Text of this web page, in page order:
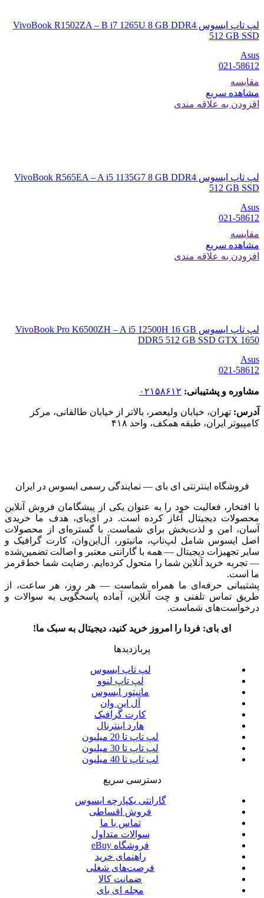
لپ تاپ ایسوس VivoBook R1502ZA – B i7 1265U 8 GB DDR4
512 GB SSD
Asus
021-58612
مقایسه
مشاهده سریع
افزودن به علاقه مندی
لپ تاپ ایسوس VivoBook R565EA – A i5 1135G7 8 GB DDR4
512 GB SSD
Asus
021-58612
مقایسه
مشاهده سریع
افزودن به علاقه مندی
لپ تاپ ایسوس VivoBook Pro K6500ZH – A i5 12500H 16 GB
DDR5 512 GB SSD GTX 1650
Asus
021-58612
مشاوره و پشتیبانی: ۰۲۱۵۸۶۱۲
آدرس: تهران، خیابان ولیعصر، بالاتر از خیابان طالقانی، مرکز
کامپیوتر ایران، طبقه همکف، واحد ۴۱۸
فروشگاه اینترنتی ای‌ بای — نمایندگی رسمی ایسوس در ایران
با افتخار، فعالیت خود را به عنوان یکی از پیشگامان فروش آنلاین
محصولات دیجیتال آغاز کرده است. در ای‌بای، هدف ما خریدی
آسان، امن و لذت‌بخش برای شماست. با گستره‌ای از محصولات
اصل ایسوس شامل لپ‌تاپ، مانیتور، آل‌این‌وان، کارت گرافیک و
سایر تجهیزات دیجیتال — همه با گارانتی معتبر و اصالت تضمین‌شده
— تجربه خرید آنلاین شما را متحول کرده‌ایم. رضایت شما خط‌قرمز
ما است.
پشتیبانی حرفه‌ای ما همراه شماست — هر روز، هر ساعت، از
طریق تماس تلفنی و چت آنلاین، آماده پاسخگویی به سوالات و
درخواست‌های شماست.
ای بای: فردا را امروز خرید کنید، دیجیتال به سبک ما!
پربازدیدها
لپ تاپ ایسوس
لپ تاپ لنوو
مانیتور ایسوس
آل این وان
کارت گرافیک
هارد اینترنال
لپ تاپ تا 20 میلیون
لپ تاپ تا 30 میلیون
لپ تاپ تا 40 میلیون
دسترسی سریع
گارانتی یکپارچه ایسوس
فروش اقساطی
تماس با ما
سوالات متداول
فروشگاه eBuy
راهنمای خرید
فرصت‌های شغلی
ضمانت کالا
مجله ای بای